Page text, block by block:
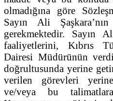
olmadığına göre
Sayın Ali
gerekmektedir. Sayın
faaliyetlerini, Kıbrıs
Dairesi Müdürünün
doğrultusunda yerine
verilen görevleri
ve/veya bu